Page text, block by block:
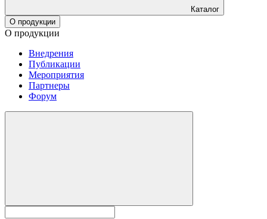
Каталог
О продукции
О продукции
Внедрения
Публикации
Мероприятия
Партнеры
Форум